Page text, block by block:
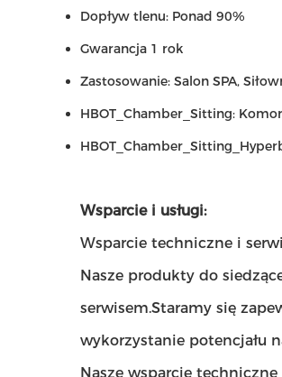
Dopływ tlenu: Ponad 90%
Gwarancja 1 rok
Zastosowanie: Salon SPA,
HBOT_Chamber_Sitting:
Wsparcie i usługi:
Wsparcie techniczne i
Nasze produkty do
serwisem.Staramy się
wykorzystanie potencjału
Nasze wsparcie